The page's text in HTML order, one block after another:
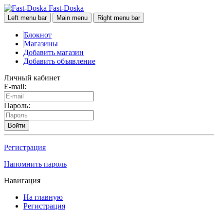
Fast-Doska
Left menu bar Main menu Right menu bar
Блокнот
Магазины
Добавить магазин
Добавить объявление
Личный кабинет
E-mail:
Пароль:
Войти
Регистрация
Напомнить пароль
Навигация
На главную
Регистрация